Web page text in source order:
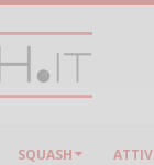
SQUASH